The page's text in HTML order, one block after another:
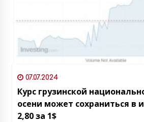
07.07.2024
Курс грузинской
осени может сохраниться в
2,80 за 1$